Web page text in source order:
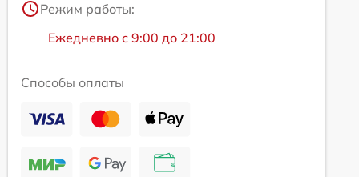
Режим работы:
Ежедневно с 9:00 до 21:00
Способы оплаты